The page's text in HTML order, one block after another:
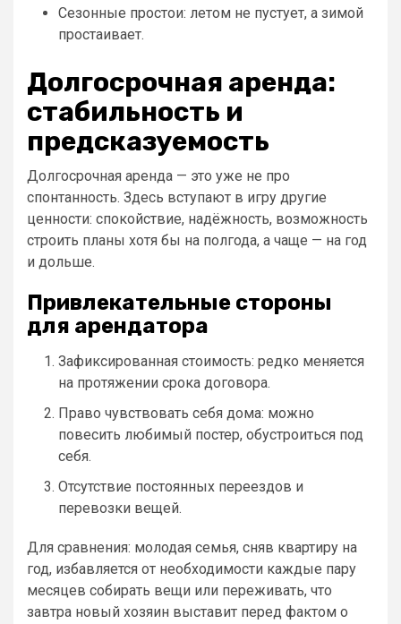
Сезонные простои: летом не пустует, а зимой
простаивает.
Долгосрочная аренда:
стабильность и
предсказуемость
Долгосрочная аренда — это уже не про
спонтанность. Здесь вступают в игру другие
ценности: спокойствие, надёжность, возможность
строить планы хотя бы на полгода, а чаще — на год
и дольше.
Привлекательные стороны
для арендатора
Зафиксированная стоимость: редко меняется
на протяжении срока договора.
Право чувствовать себя дома: можно
повесить любимый постер, обустроиться под
себя.
Отсутствие постоянных переездов и
перевозки вещей.
Для сравнения: молодая семья, сняв квартиру на
год, избавляется от необходимости каждые пару
месяцев собирать вещи или переживать, что
завтра новый хозяин выставит перед фактом о